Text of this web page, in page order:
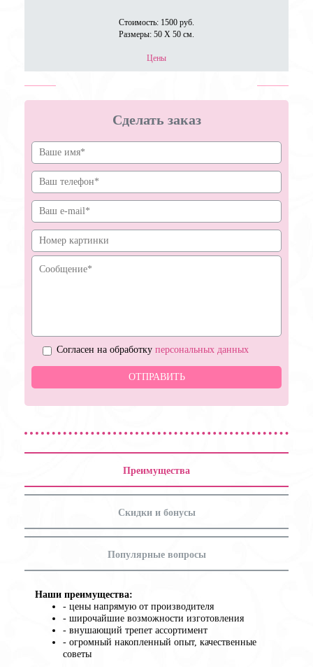
Стоимость: 1500 руб.
Размеры: 50 Х 50 см.
Цены
Сделать заказ
Согласен на обработку персональных данных
Преимущества
Скидки и бонусы
Популярные вопросы
Наши преимущества:
- цены напрямую от производителя
- широчайшие возможности изготовления
- внушающий трепет ассортимент
- огромный накопленный опыт, качественные
советы